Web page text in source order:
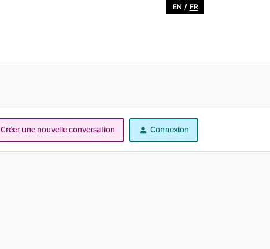
EN / FR
Créer une nouvelle conversation Connexion